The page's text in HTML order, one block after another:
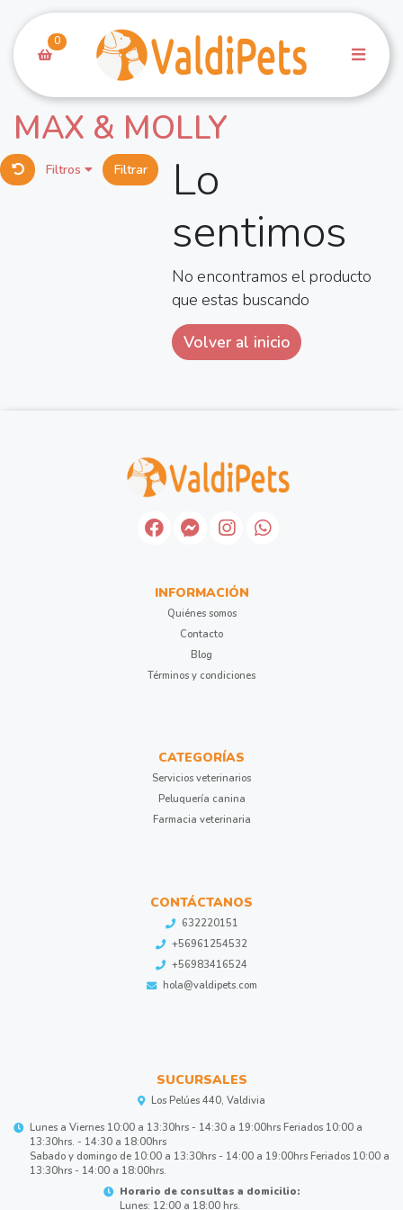
0
MAX & MOLLY
Filtros Filtrar
Lo
sentimos
No encontramos el producto
que estas buscando
Volver al inicio
INFORMACIÓN
Quiénes somos
Contacto
Blog
Términos y condiciones
CATEGORÍAS
Servicios veterinarios
Peluquería canina
Farmacia veterinaria
CONTÁCTANOS
632220151
+56961254532
+56983416524
hola@valdipets.com
SUCURSALES
Los Pelúes 440, Valdivia
Lunes a Viernes 10:00 a 13:30hrs - 14:30 a 19:00hrs Feriados 10:00 a
13:30hrs. - 14:30 a 18:00hrs
Sabado y domingo de 10:00 a 13:30hrs - 14:00 a 19:00hrs Feriados 10:00 a
13:30hrs - 14:00 a 18:00hrs.
Horario de consultas a domicilio:
Lunes: 12:00 a 18:00 hrs.